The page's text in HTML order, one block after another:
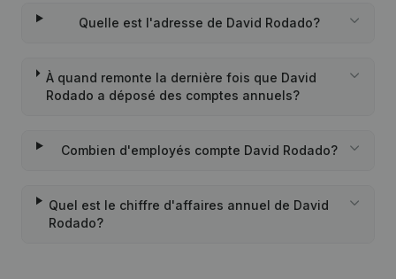
Quelle est l'adresse de David Rodado?
À quand remonte la dernière fois que David
Rodado a déposé des comptes annuels?
Combien d'employés compte David Rodado?
Quel est le chiffre d'affaires annuel de David
Rodado?